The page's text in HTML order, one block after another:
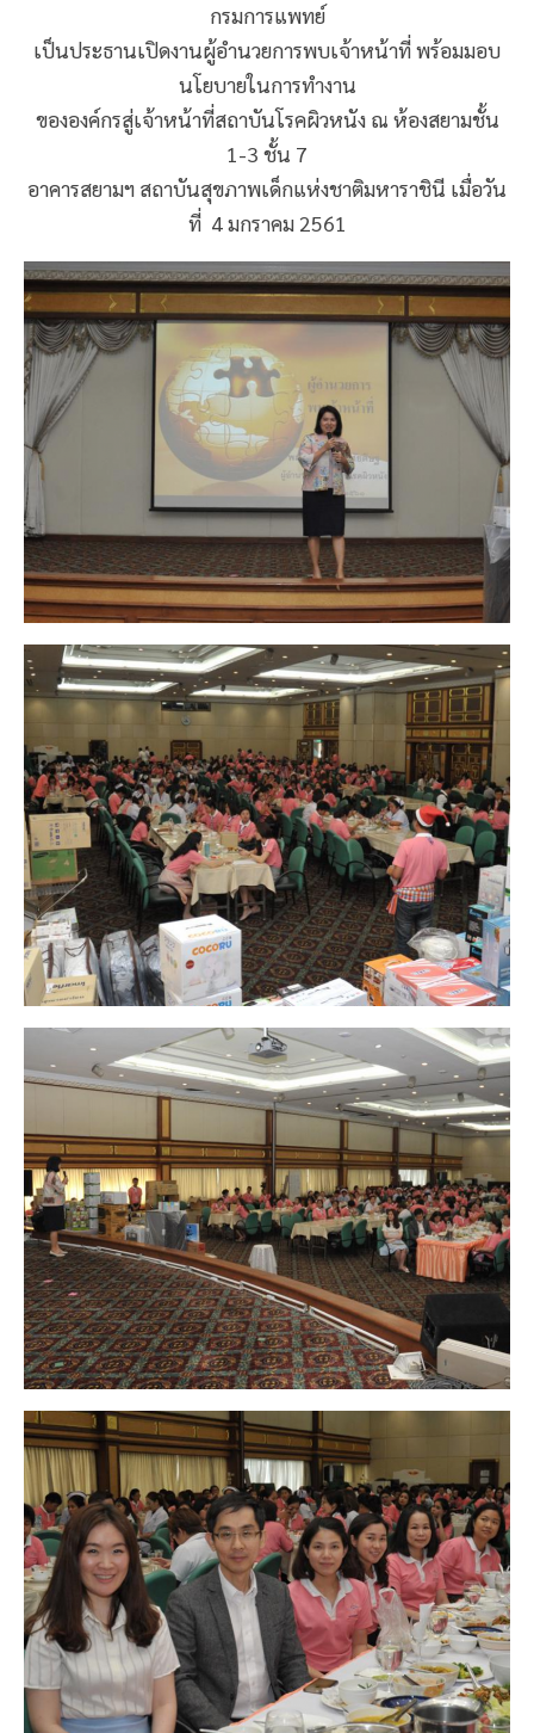
กรมการแพทย์
เป็นประธานเปิดงานผู้อำนวยการพบเจ้าหน้าที่ พร้อมมอบ
นโยบายในการทำงาน
ขององค์กรสู่เจ้าหน้าที่สถาบันโรคผิวหนัง ณ ห้องสยามชั้น
1-3 ชั้น 7
อาคารสยามฯ สถาบันสุขภาพเด็กแห่งชาติมหาราชินี เมื่อวัน
ที่ 4 มกราคม 2561